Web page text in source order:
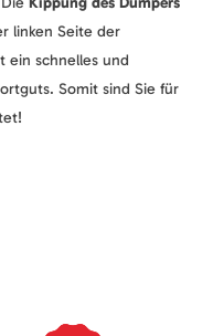
linken Seite der
ein schnelles und
Somit sind Sie für